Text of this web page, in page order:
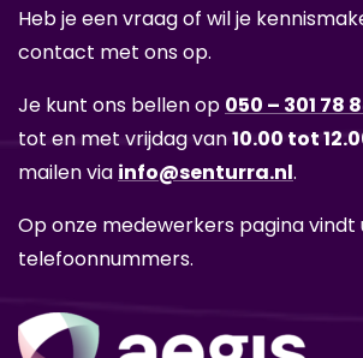
Heb je een vraag of wil je
con­tact met ons op.
Je kunt ons bel­len op 050 – 301 78
tot en met vrij­dag van10.00 tot
mai­len via info@sen­tur­ra.nl.
Op onze me­de­wer­kers pa­gi­na
te­le­foon­num­mers.